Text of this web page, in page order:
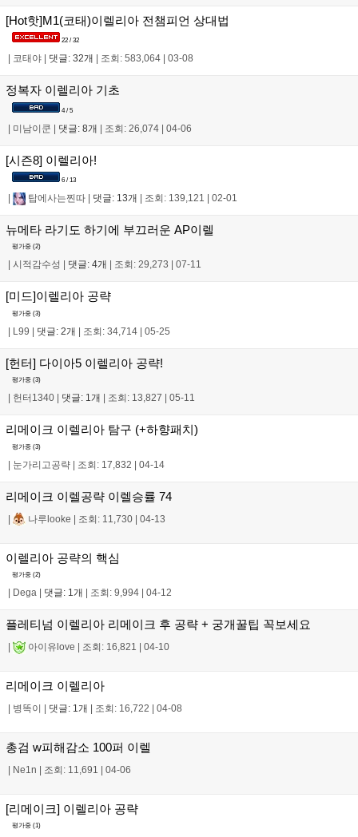
[Hot핫]M1(코태)이렐리아 전챔피언 상대법
22 / 32
코태야 댓글: 32개 조회: 583,064 03-08
정복자 이렐리아 기초
4 / 5
| 미남이쿤 | 댓글: 8개 | 조회: 26,074 | 04-06
[시즌8] 이렐리아!
6 / 13
탑에사는찐따 댓글: 13개 조회: 139,121 02-01
뉴메타 라기도 하기에 부끄러운 AP이렐
평가중 (2)
시적감수성 댓글: 4개 조회: 29,273 07-11
[미드]이렐리아 공략
평가중 (3)
| L99 | 댓글: 2개 | 조회: 34,714 | 05-25
[헌터] 다이아5 이렐리아 공략!
평가중 (3)
헌터1340 댓글: 1개 조회: 13,827 05-11
리메이크 이렐리아 탐구 (+하향패치)
평가중 (3)
| 눈가리고공략 | 조회: 17,832 | 04-14
리메이크 이렐공략 이렐승률 74
| 나루looke | 조회: 11,730 | 04-13
이렐리아 공략의 핵심
평가중 (2)
Dega 댓글: 1개 조회: 9,994 04-12
플레티넘 이렐리아 리메이크 후 공략 + 궁개꿀팁 꼭보세요
아이유love 조회: 16,821 04-10
리메이크 이렐리아
병똑이 댓글: 1개 조회: 16,722 04-08
총검 w피해감소 100퍼 이렐
Ne1n 조회: 11,691 04-06
[리메이크] 이렐리아 공략
평가중 (1)